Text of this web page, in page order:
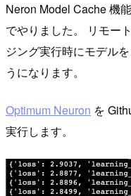
Neron Model Cache 機
でやりました。 リモー
ジング実行時にモデル
うになります。
Optimum Neuron を
実行します。